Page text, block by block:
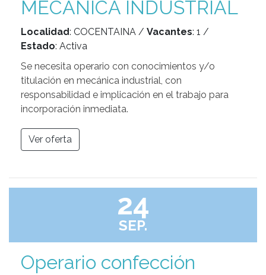
MECANICA INDUSTRIAL
Localidad: COCENTAINA / Vacantes: 1 /
Estado: Activa
Se necesita operario con conocimientos y/o
titulación en mecánica industrial, con
responsabilidad e implicación en el trabajo para
incorporación inmediata.
Ver oferta
24
SEP.
Operario confección